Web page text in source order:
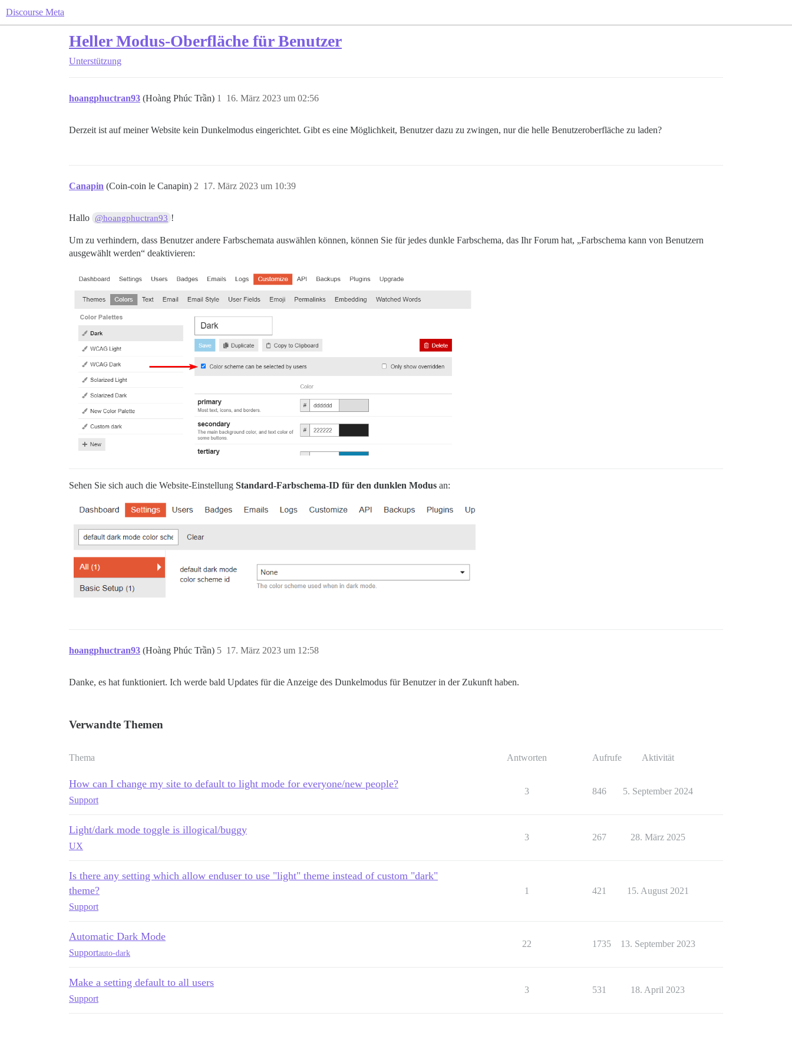
Discourse Meta
Heller Modus-Oberfläche für Benutzer
Unterstützung
hoangphuctran93 (Hoàng Phúc Trần) 16. März 2023 um 02:56
1
Derzeit ist auf meiner Website kein Dunkelmodus eingerichtet. Gibt es eine Möglichkeit, Benutzer dazu zu zwingen, nur die helle Benutzeroberfläche zu laden?
Canapin (Coin-coin le Canapin) 17. März 2023 um 10:39
2
Hallo @hoangphuctran93 !
Um zu verhindern, dass Benutzer andere Farbschemata auswählen können, können Sie für jedes dunkle Farbschema, das Ihr Forum hat, „Farbschema kann von Benutzern
ausgewählt werden“ deaktivieren:
Sehen Sie sich auch die Website-Einstellung Standard-Farbschema-ID für den dunklen Modus an:
hoangphuctran93 (Hoàng Phúc Trần) 17. März 2023 um 12:58
5
Danke, es hat funktioniert. Ich werde bald Updates für die Anzeige des Dunkelmodus für Benutzer in der Zukunft haben.
Verwandte Themen
Thema Antworten Aufrufe Aktivität
How can I change my site to default to light mode for everyone/new people?
Support
3 846 5. September 2024
Light/dark mode toggle is illogical/buggy
UX
3 267 28. März 2025
Is there any setting which allow enduser to use "light" theme instead of custom "dark"
theme?
Support
1 421 15. August 2021
Automatic Dark Mode
Supportauto-dark
22 1735 13. September 2023
Make a setting default to all users
Support
3 531 18. April 2023